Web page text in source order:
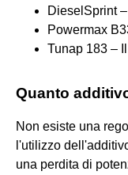
DieselSprint
Powermax
Tunap 183 –
Quanto
Non esiste una
l'utilizzo
una perdita di